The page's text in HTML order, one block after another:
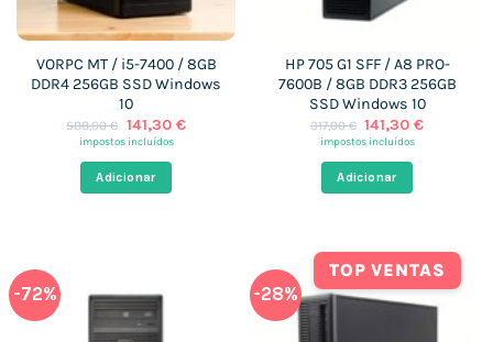
VORPC MT / i5-7400 / 8GB
DDR4 256GB SSD Windows
10
588,00€ O
preço
era:
588,00 €.
141,30 €O
impostos incluídos
Adicionar
HP 705 G1 SFF / A8 PRO-
7600B / 8GB DDR3 256GB
SSD Windows 10
317,00€ O
preço
era:
317,00 €.
141,30€O
impostos incluídos
Adicionar
-72% -28%
TOP VENTAS